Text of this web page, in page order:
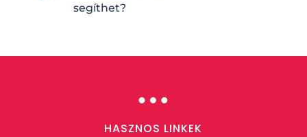
segíthet?
…
HASZNOS LINKEK